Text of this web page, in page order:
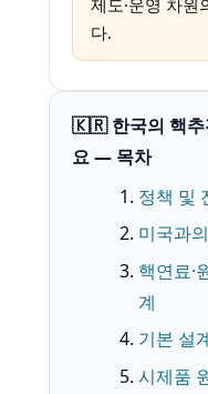
다.
🇰🇷 한국의 핵추
요 — 목차
정책 및
미국과
핵연료·
계
기본 설
시제품